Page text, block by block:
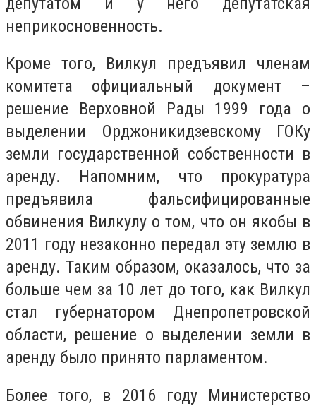
неприкосновенность.
Кроме того, Вилкул предъявил членам
комитета официальный документ –
решение Верховной Рады 1999 года о
выделении Орджоникидзевскому ГОКу
земли государственной собственности в
аренду. Напомним, что прокуратура
предъявила фальсифицированные
обвинения Вилкулу о том, что он якобы в
2011 году незаконно передал эту землю в
аренду. Таким образом, оказалось, что за
больше чем за 10 лет до того, как Вилкул
стал губернатором Днепропетровской
области, решение о выделении земли в
аренду было принято парламентом.
Более того, в 2016 году Министерство